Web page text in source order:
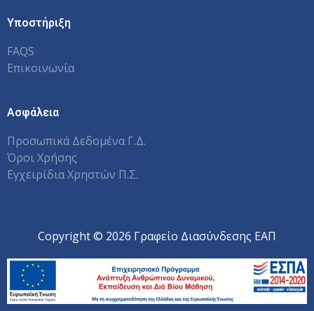
Υποστήριξη
FAQS
Επικοινωνία
Ασφάλεια
Προσωπικά Δεδομένα Γ.Δ.
Όροι Χρήσης
Εγχειρίδια Χρηστών Π.Σ.
Copyright © 2026 Γραφείο Διασύνδεσης ΕΑΠ